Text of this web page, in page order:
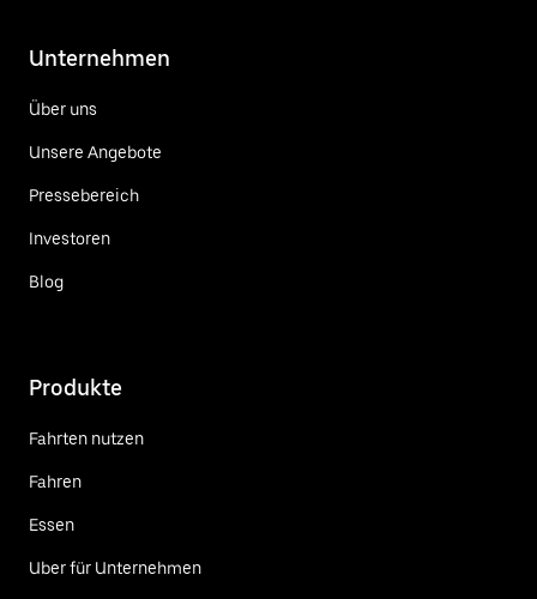
Unternehmen
Über uns
Unsere Angebote
Pressebereich
Investoren
Blog
Produkte
Fahrten nutzen
Fahren
Essen
Uber für Unternehmen